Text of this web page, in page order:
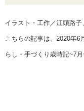
イラスト・工作／江頭路
こちらの記事は、2020年6
らし・手づくり歳時記~7